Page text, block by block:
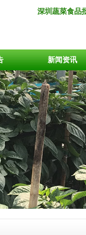
深圳蔬菜食品
新闻资讯